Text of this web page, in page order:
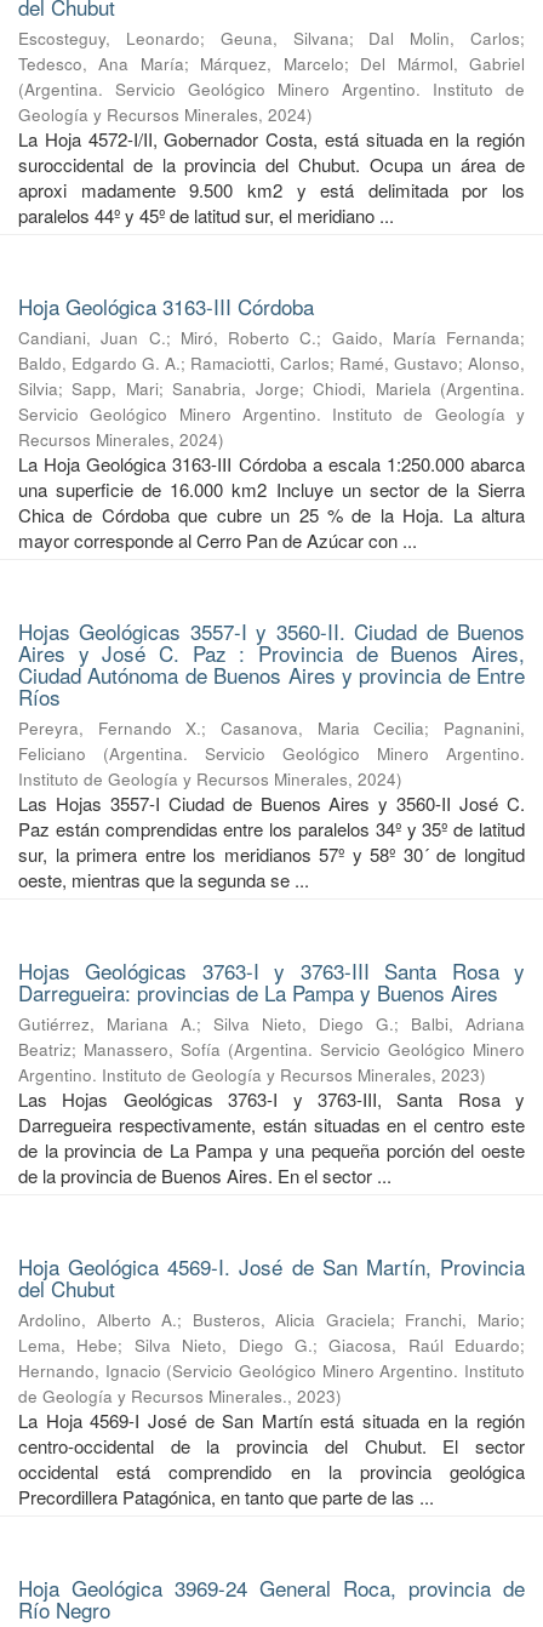
del Chubut
Escosteguy, Leonardo; Geuna, Silvana; Dal Molin, Carlos;
Tedesco, Ana María; Márquez, Marcelo; Del Mármol, Gabriel
(Argentina. Servicio Geológico Minero Argentino. Instituto de
Geología y Recursos Minerales, 2024)
La Hoja 4572-I/II, Gobernador Costa, está situada en la región
suroccidental de la provincia del Chubut. Ocupa un área de
aproxi madamente 9.500 km2 y está delimitada por los
paralelos 44º y 45º de latitud sur, el meridiano ...
Hoja Geológica 3163-III Córdoba
Candiani, Juan C.; Miró, Roberto C.; Gaido, María Fernanda;
Baldo, Edgardo G. A.; Ramaciotti, Carlos; Ramé, Gustavo; Alonso,
Silvia;Sapp, Mari;Sanabria, Jorge;Chiodi, Mariela (Argentina.
Servicio Geológico Minero Argentino. Instituto de Geología y
Recursos Minerales, 2024)
La Hoja Geológica 3163-III Córdoba a escala 1:250.000 abarca
una superficie de 16.000 km2 Incluye un sector de la Sierra
Chica de Córdoba que cubre un 25 % de la Hoja. La altura
mayor corresponde al Cerro Pan de Azúcar con ...
Hojas Geológicas 3557-I y 3560-II. Ciudad de Buenos
Aires y José C. Paz : Provincia de Buenos Aires,
Ciudad Autónoma de Buenos Aires y provincia de Entre
Ríos
Pereyra, Fernando X.;Casanova, Maria Cecilia; Pagnanini,
Feliciano
(Argentina. Servicio Geológico Minero Argentino.
Instituto de Geología y Recursos Minerales, 2024)
Las Hojas 3557-I Ciudad de Buenos Aires y 3560-II José C.
Paz están comprendidas entre los paralelos 34º y 35º de latitud
sur, la primera entre los meridianos 57º y 58º 30´ de longitud
oeste, mientras que la segunda se ...
Hojas Geológicas 3763-I y 3763-III Santa Rosa y
Darregueira: provincias de La Pampa y Buenos Aires
Gutiérrez, Mariana A.; Silva Nieto, Diego G.; Balbi, Adriana
Beatriz; Manassero, Sofía (Argentina. Servicio Geológico Minero
Argentino. Instituto de Geología y Recursos Minerales, 2023)
Las Hojas Geológicas 3763-I y 3763-III, Santa Rosa y
Darregueira respectivamente, están situadas en el centro este
de la provincia de La Pampa y una pequeña porción del oeste
de la provincia de Buenos Aires. En el sector ...
Hoja Geológica 4569-I. José de San Martín, Provincia
del Chubut
Ardolino, Alberto A.; Busteros, Alicia Graciela; Franchi, Mario;
Lema, Hebe; Silva Nieto, Diego G.;Giacosa, Raúl Eduardo;
Hernando, Ignacio (Servicio Geológico Minero Argentino. Instituto
de Geología y Recursos Minerales., 2023)
La Hoja 4569-I José de San Martín está situada en la región
centro-occidental de la provincia del Chubut. El sector
occidental está comprendido en la provincia geológica
Precordillera Patagónica, en tanto que parte de las ...
Hoja Geológica 3969-24 General Roca, provincia de
Río Negro